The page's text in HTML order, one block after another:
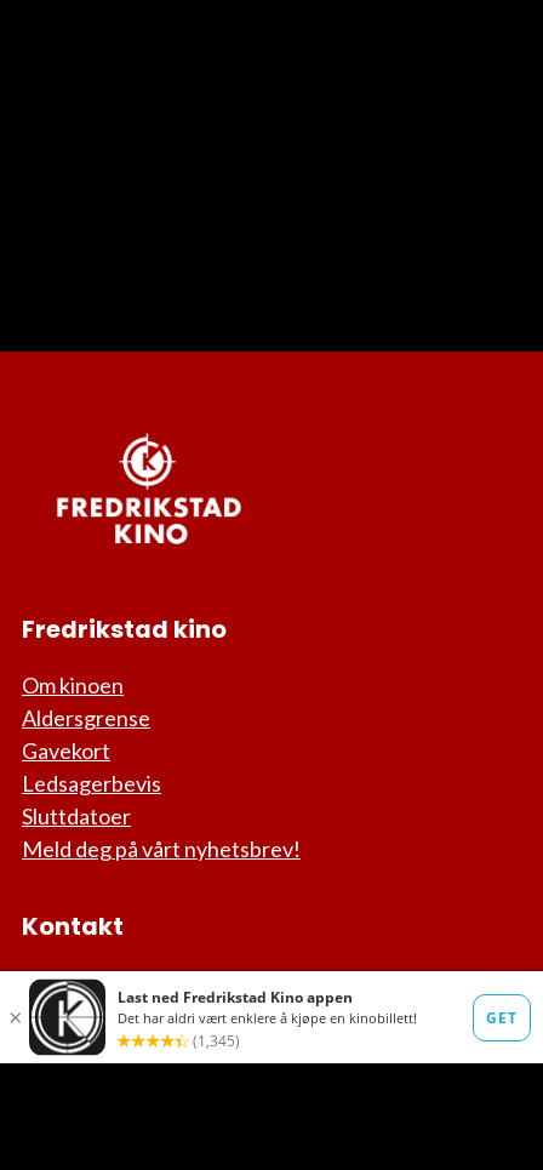
Fredrikstad kino
Om kinoen
Aldersgrense
Gavekort
Ledsagerbevis
Sluttdatoer
Meld deg på vårt nyhetsbrev!
Kontakt
Spørsmål om nettbilletter:
post@ebillett.no
Andre spørsmål (hverdager):